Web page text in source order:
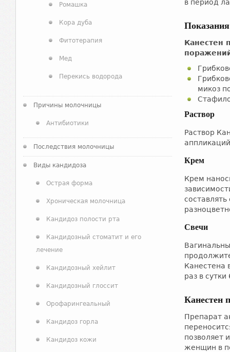
Ромашка
Кора дуба
Фитотерапия
Мед
Перекись водорода
Причины молочницы
Антибиотики
Последствия молочницы
Виды кандидоза
Острая форма
Хроническая молочница
Кандидоз полости рта
Кандидозный стоматит и его
лечение
Кандидозный хейлит
Кандидозный глоссит
Орофарингеальный
Кандидоз горла
Кандидоз кожи
в период
Канестен
микоз
Раствор
Раствор
Крем
Крем
Свечи
Канестена
раз в
Канестен
Препарат
позволяет
женщин в